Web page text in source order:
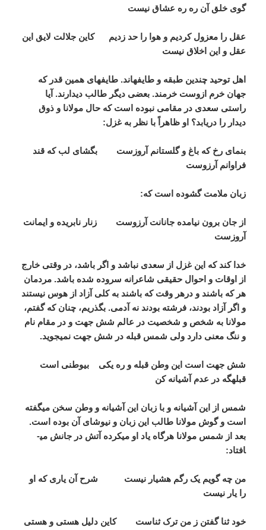
گوی خلق آن ره ره عشاق نیست
عقل را معزول کردیم و هوا را حد زدیم کاین جلالت لایق این
عقل و این اخلاق نیست
اهل توحید چندین طبقه و طایفه­اند. طایفه­ای همین قدر که
جهان خرم ازوست خرمند. بعضی دیگر طالب دیدارند. آیا
راستی سعدی در مقامی نبوده است که حال مولانا و ذوق
دیدار را دریابد؟ او ظاهراً با نظر به غزل:
بنمای رخ که باغ و گلستانم آروزست بگشای لب که قند
فراوانم آرزوست
زبان ملامت گشوده است که:
از جان برون نیامده جانانت آرزوست زنار نابریده و ایمانت
آروزست
خدا کند که این غزل از سعدی نباشد و اگر باشد، در وقتی خارج
از اوقات و احوال حقیقی شاعرانه سروده شده باشد. مردمان
هر که باشند و درهر وقت که باشند به کلی آزاد از هوس نیستند
و اگر آزاد بودند، فرشته بودند نه آدمی. بگذریم، چنان که گفتم،
مولانا به شخص و شخصیت در عالم شش جهت و در مقام نام
و ننگ معنی دارد ولی شمس قبله در شش جهت نمی­جوید.
شش جهت است این وطن قبله و ره یکی بی­وطنی است
قبله­گه در عدم آشیانه کن
شمس از این آشیانه و با زبان این آشیانه و وطن سخن می­گفته
است و گوش مولانا طالب این زبان و نیوشای آن بوده است.
بعد از شمس مولانا هرگاه یاد او می­کرده آتش در جانش می­
افتاد:
من چه گویم یک رگم هشیار نیست شرح آن یاری که او
را یار نیست
خود ثنا گفتن ز من ترک ثناست کاین دلیل هستی و هستی